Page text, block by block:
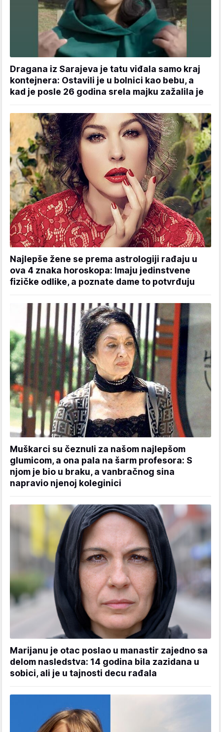
Dragana iz Sarajeva je tatu viđala samo kraj
kontejnera: Ostavili je u bolnici kao bebu, a
kad je posle 26 godina srela majku zažalila je
Najlepše žene se prema astrologiji rađaju u
ova 4 znaka horoskopa: Imaju jedinstvene
fizičke odlike, a poznate dame to potvrđuju
Muškarci su čeznuli za našom najlepšom
glumicom, a ona pala na šarm profesora: S
njom je bio u braku, a vanbračnog sina
napravio njenoj koleginici
Marijanu je otac poslao u manastir zajedno sa
delom nasledstva: 14 godina bila zazidana u
sobici, ali je u tajnosti decu rađala